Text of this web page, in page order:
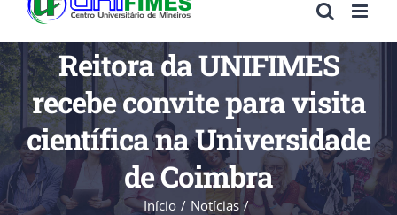
Reitora da UNIFIMES
recebe convite para visita
científica na Universidade
de Coimbra
Início
Notícias